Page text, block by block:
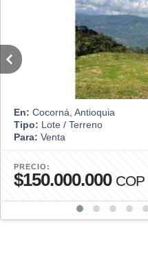
En: Cocorná, Antioquia
Tipo: Lote / Terreno
Para: Venta
PRECIO:
$150.000.000 COP